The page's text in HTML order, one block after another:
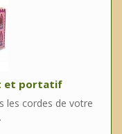
et portatif
les cordes de votre